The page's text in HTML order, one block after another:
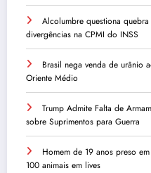
Alcolumbre questiona
divergências na CPMI do INSS
Brasil nega venda de urânio
Oriente Médio
Trump Admite Falta de
sobre Suprimentos para Guerra
Homem de 19 anos preso
100 animais em lives